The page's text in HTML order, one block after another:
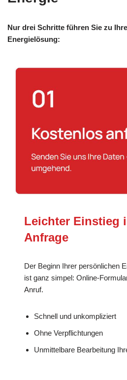
Nur drei Schritte führen Sie zu
Energielösung:
Leichter Einstieg
Anfrage
Der Beginn Ihrer persönlichen
ist ganz simpel: Online-
Anruf.
Schnell und unkompliziert
Ohne Verpflichtungen
Unmittelbare Bearbeitung